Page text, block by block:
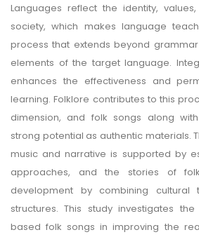
Languages reflect the identity,
society, which makes language
process that extends beyond
elements of the target language.
enhances the effectiveness and
learning. Folklore contributes to this
dimension, and folk songs along
strong potential as authentic materials.
music and narrative is supported by
approaches, and the stories of
development by combining cultural
structures. This study investigates
based folk songs in improving the